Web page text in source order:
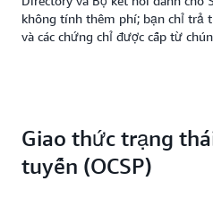
không tính thêm phí; bạn chỉ trả
và các chứng chỉ được cấp từ
Giao thức trạng
tuyến (OCSP)